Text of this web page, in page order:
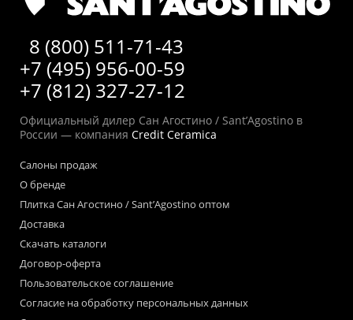
8 (800) 511-71-43
+7 (495) 956-00-59
+7 (812) 327-27-12
Официальный дилер Сан Агостино / Sant’Agostino в
России — компания Credit Ceramica
Салоны продаж
О бренде
Плитка Сан Агостино / Sant’Agostino оптом
Доставка
Скачать каталоги
Договор-оферта
Пользовательское соглашение
Согласие на обработку персональных данных